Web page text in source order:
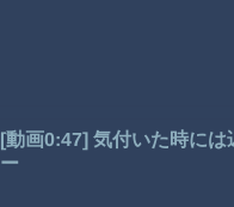
[動画0:47] 気付いた時に
ー